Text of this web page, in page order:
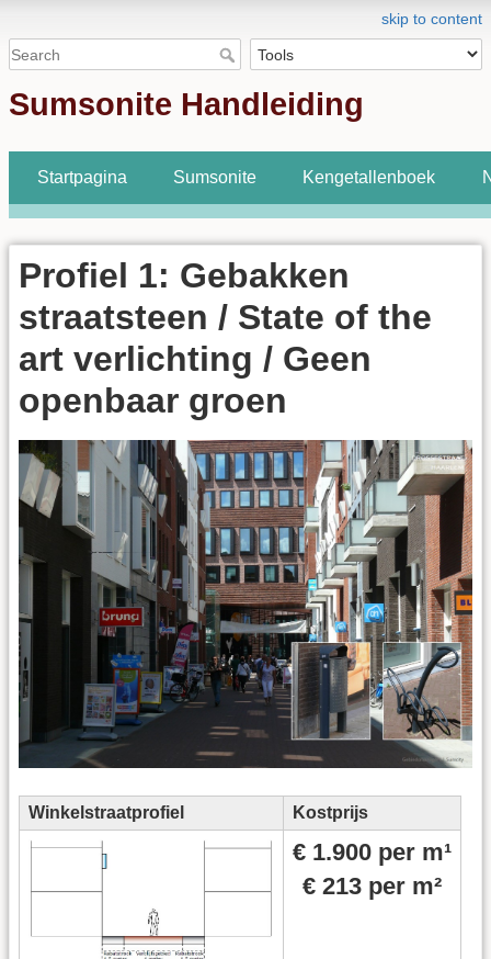
skip to content
Sumsonite Handleiding
Startpagina Sumsonite Kengetallenboek
Profiel 1: Gebakken
straatsteen / State of the
art verlichting / Geen
openbaar groen
Winkelstraatprofiel Kostprijs
€ 1.900 per m¹
€ 213 per m²